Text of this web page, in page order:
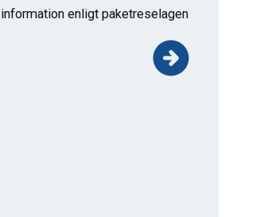
enligt paketreselagen